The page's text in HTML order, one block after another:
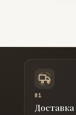
01
Доставка